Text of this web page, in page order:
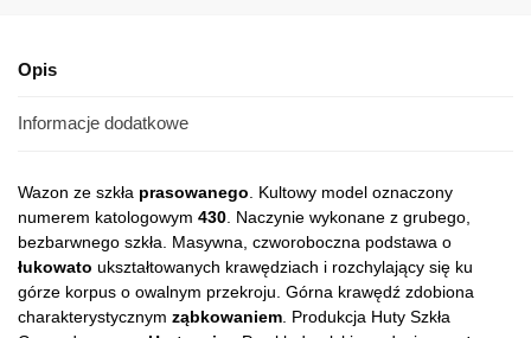
Opis
Informacje dodatkowe
Wazon ze szkła prasowanego . Kultowy model oznaczony
numerem katologowym 430 . Naczynie wykonane z grubego,
bezbarwnego szkła. Masywna, czworoboczna podstawa o
łukowato ukształtowanych krawędziach i rozchylający się ku
górze korpus o owalnym przekroju. Górna krawędź zdobiona
charakterystycznym ząbkowaniem . Produkcja Huty Szkła